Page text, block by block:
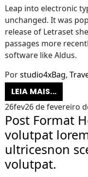
Leap into electronic
unchanged. It was
release of Letraset
passages more
software like Aldus.
Porstudio4xBag,
LEIA MAIS...
26fev26 de fevereiro
Post Format
volutpat
ultricesnon
volutpat.